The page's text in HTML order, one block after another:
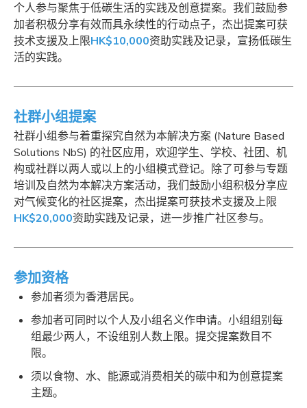
个人参与聚焦于低碳生活的实践及创意提案。我们鼓励参
加者积极分享有效而具永续性的行动点子，杰出提案可获
技术支援及上限HK$10,000资助实践及记录，宣扬低碳生
活的实践。
社群小组提案
社群小组参与着重探究自然为本解决方案 (Nature Based
Solutions NbS) 的社区应用，欢迎学生、学校、社团、机
构或社群以两人或以上的小组模式登记。除了可参与专题
培训及自然为本解决方案活动，我们鼓励小组积极分享应
对气候变化的社区提案，杰出提案可获技术支援及上限
HK$20,000资助实践及记录，进一步推广社区参与。
参加资格
参加者须为香港居民。
参加者可同时以个人及小组名义作申请。小组组别每
组最少两人，不设组别人数上限。提交提案数目不
限。
须以食物、水、能源或消费相关的碳中和为创意提案
主题。